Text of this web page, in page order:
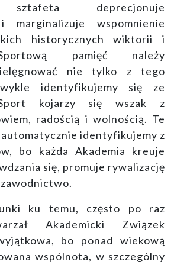
sztafeta deprecjonuje
marginalizuje wspomnienie
historycznych wiktorii i
pamięć należy
nie tylko z tego
identyfikujemy się ze
Sport kojarzy się wszak z
radością i wolnością. Te
identyfikujemy z
bo każda Akademia kreuje
się, promuje rywalizację
ku temu, często po raz
Akademicki Związek
bo ponad wiekową
wspólnota, w szczególny